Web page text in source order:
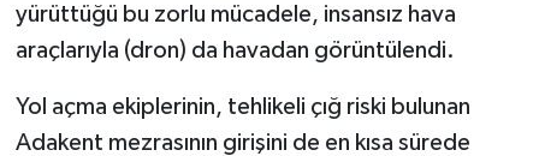
yürüttüğü bu zorlu mücadele, insansız hava
araçlarıyla (dron) da havadan görüntülendi.
Yol açma ekiplerinin, tehlikeli çığ riski bulunan
Adakent mezrasının girişini de en kısa sürede